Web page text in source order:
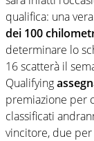
qualifica: una
dei 100
determinare lo
16 scatterà il
Qualifying
premiazione per
classificati
vincitore, due